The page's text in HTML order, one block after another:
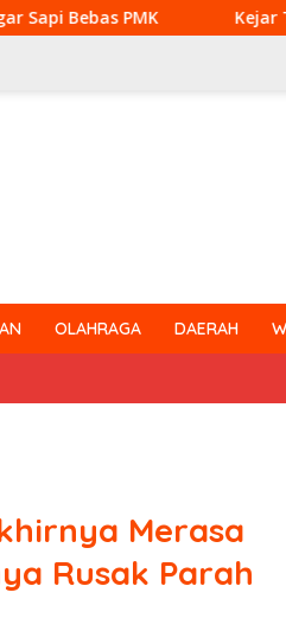
Kejar Target Penutupan
OLAHRAGA DAERAH
Merasa
Rusak Parah